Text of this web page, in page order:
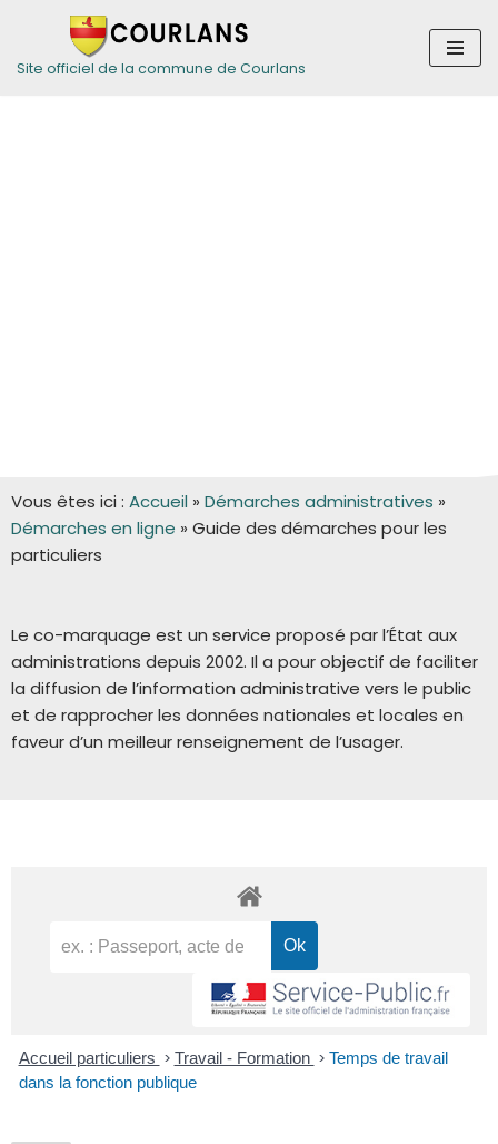
Aller
Site officiel de la commune de Courlans
Vous êtes ici : Accueil » Démarches administratives »
Démarches en ligne » Guide des démarches pour les
particuliers
Le co-marquage est un service proposé par l’État aux
administrations depuis 2002. Il a pour objectif de faciliter
la diffusion de l’information administrative vers le public
et de rapprocher les données nationales et locales en
faveur d’un meilleur renseignement de l’usager.
Accueil particuliers > Travail - Formation > Temps de travail
dans la fonction publique